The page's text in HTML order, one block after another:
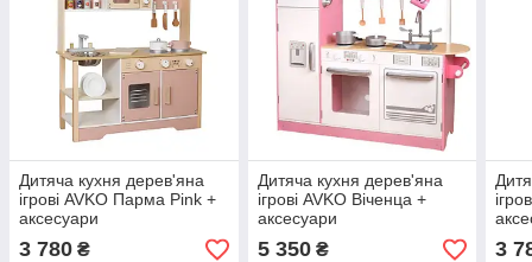
Дитяча кухня дерев'яна
ігрові AVKO Парма Pink +
аксесуари
3 780 ₴
Дитяча кухня дерев'яна
ігрові AVKO Віченца +
аксесуари
5 350₴ 3